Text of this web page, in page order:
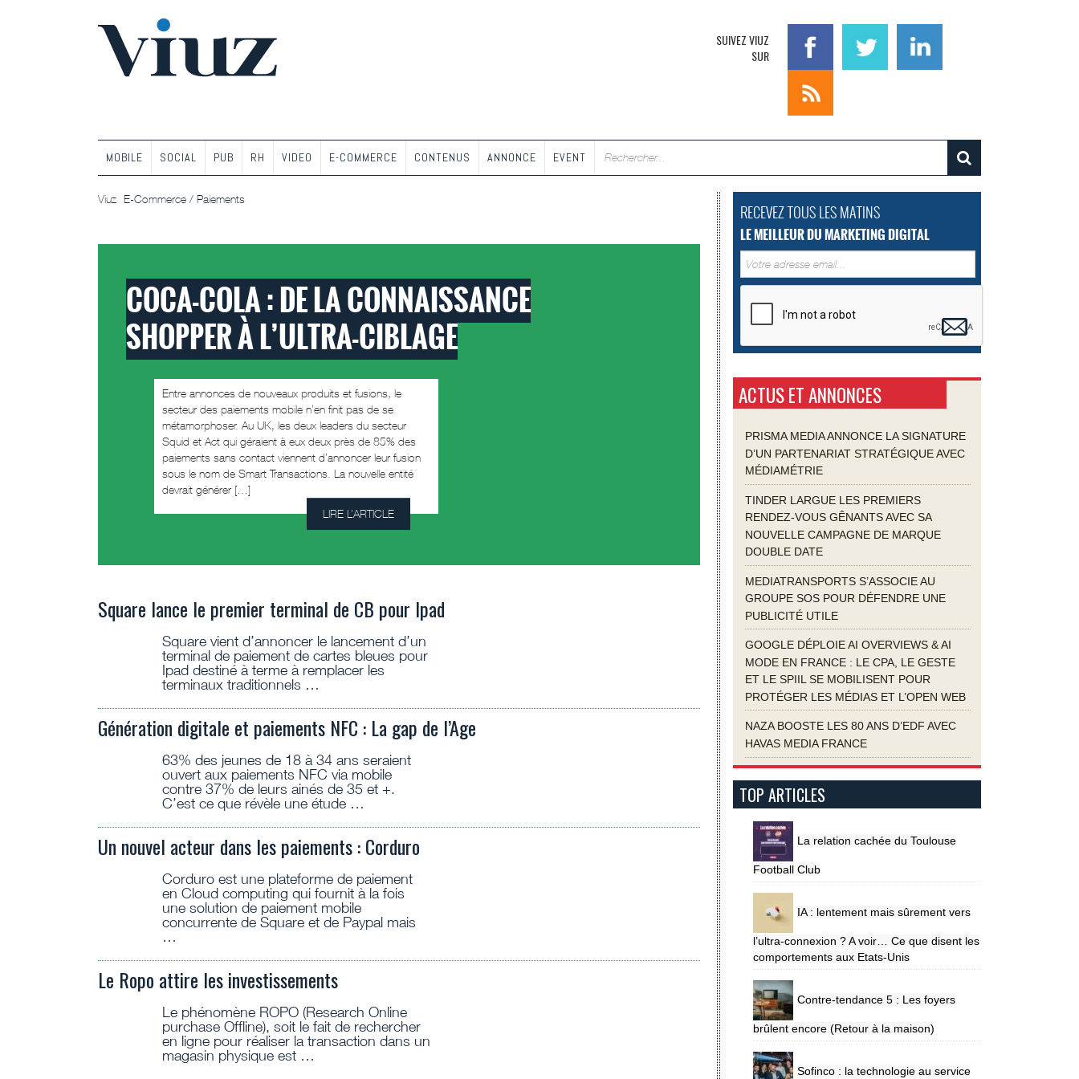
SUIVEZ VIUZ
SUR
MOBILE SOCIAL PUB RH VIDEO E-COMMERCE CONTENUS ANNONCE EVENT
Viuz E-Commerce / Paiements
COCA-COLA : DE LA CONNAISSANCE
SHOPPER À L’ULTRA-CIBLAGE
Entre annonces de nouveaux produits et fusions, le
secteur des paiements mobile n’en finit pas de se
métamorphoser. Au UK, les deux leaders du secteur
Squid et Act qui géraient à eux deux près de 85% des
paiements sans contact viennent d’annoncer leur fusion
sous le nom de Smart Transactions. La nouvelle entité
devrait générer […]
LIRE L’ARTICLE
Square lance le premier terminal de CB pour Ipad
Square vient d’annoncer le lancement d’un
terminal de paiement de cartes bleues pour
Ipad destiné à terme à remplacer les
terminaux traditionnels …
Génération digitale et paiements NFC : La gap de l’Age
63% des jeunes de 18 à 34 ans seraient
ouvert aux paiements NFC via mobile
contre 37% de leurs ainés de 35 et +.
C’est ce que révèle une étude …
Un nouvel acteur dans les paiements : Corduro
Corduro est une plateforme de paiement
en Cloud computing qui fournit à la fois
une solution de paiement mobile
concurrente de Square et de Paypal mais
…
Le Ropo attire les investissements
Le phénomène ROPO (Research Online
purchase Offline), soit le fait de rechercher
en ligne pour réaliser la transaction dans un
magasin physique est …
RECEVEZ TOUS LES MATINS
LE MEILLEUR DU MARKETING DIGITAL
ACTUS ET ANNONCES
PRISMA MEDIA ANNONCE LA SIGNATURE
D’UN PARTENARIAT STRATÉGIQUE AVEC
MÉDIAMÉTRIE
TINDER LARGUE LES PREMIERS
RENDEZ-VOUS GÊNANTS AVEC SA
NOUVELLE CAMPAGNE DE MARQUE
DOUBLE DATE
MEDIATRANSPORTS S’ASSOCIE AU
GROUPE SOS POUR DÉFENDRE UNE
PUBLICITÉ UTILE
GOOGLE DÉPLOIE AI OVERVIEWS & AI
MODE EN FRANCE : LE CPA, LE GESTE
ET LE SPIIL SE MOBILISENT POUR
PROTÉGER LES MÉDIAS ET L’OPEN WEB
NAZA BOOSTE LES 80 ANS D’EDF AVEC
HAVAS MEDIA FRANCE
TOP ARTICLES
La relation cachée du Toulouse
Football Club
IA : lentement mais sûrement vers
l’ultra-connexion ? A voir… Ce que disent les
comportements aux Etats-Unis
Contre-tendance 5 : Les foyers
brûlent encore (Retour à la maison)
Sofinco : la technologie au service